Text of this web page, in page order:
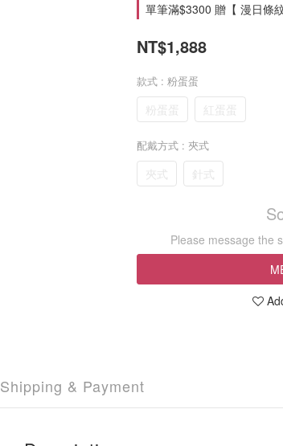
單筆滿$3300 贈【 漫日條
NT$1,888
款式 : 粉蛋蛋
粉蛋蛋 紅蛋蛋
配戴方式 : 夾式
夾式 針式
Please message the
Shipping & Payment